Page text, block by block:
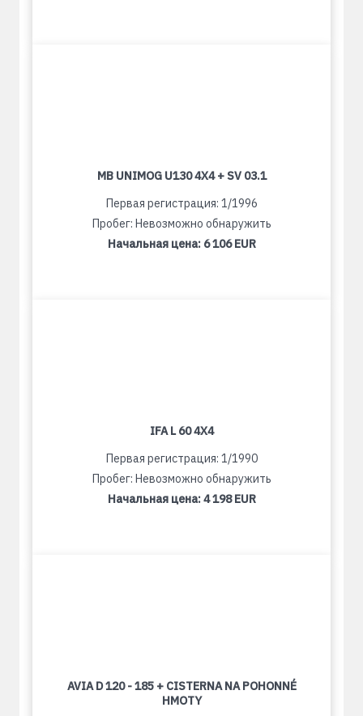
MB UNIMOG U130 4X4 + SV 03.1
Первая регистрация: 1/1996
Пробег: Невозможно обнаружить
Начальная цена: 6 106 EUR
IFA L 60 4X4
Первая регистрация: 1/1990
Пробег: Невозможно обнаружить
Начальная цена:4 198 EUR
AVIA D 120 - 185 + CISTERNA NA POHONNÉ
HMOTY